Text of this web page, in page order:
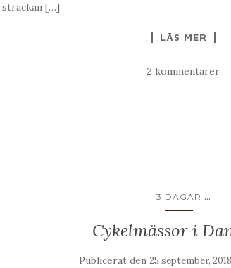
sträckan […]
LÄS MER
2 kommentarer
3 DAGAR ...
Cykelmässor i
Publicerat den 25 september, 2018